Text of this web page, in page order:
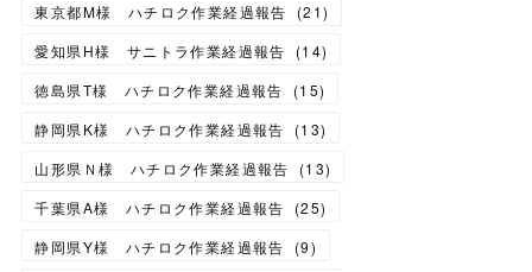
東京都M様 ハチロク作業経過報告
(21)
愛知県H様 サニトラ作業経過報告
(14)
徳島県T様 ハチロク作業経過報告
(15)
静岡県K様 ハチロク作業経過報告
(13)
山形県Ｎ様 ハチロク作業経過報告
(13)
千葉県A様 ハチロク作業経過報告
(25)
静岡県Y様 ハチロク作業経過報告
(9)